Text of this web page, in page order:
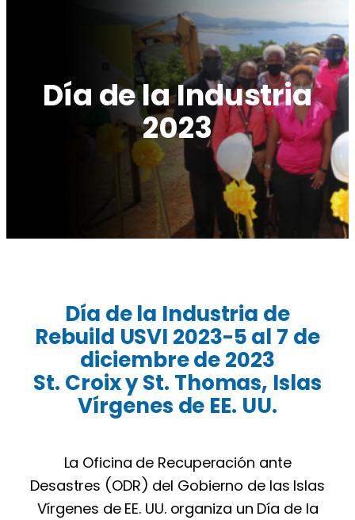
Día de la Industria
2023
Día de la Industria de
Rebuild USVI 2023-5 al 7 de
diciembre de 2023
St. Croix y St. Thomas, Islas
Vírgenes de EE. UU.
La Oficina de Recuperación ante
Desastres (ODR) del Gobierno de las Islas
Vírgenes de EE. UU. organiza un Día de la